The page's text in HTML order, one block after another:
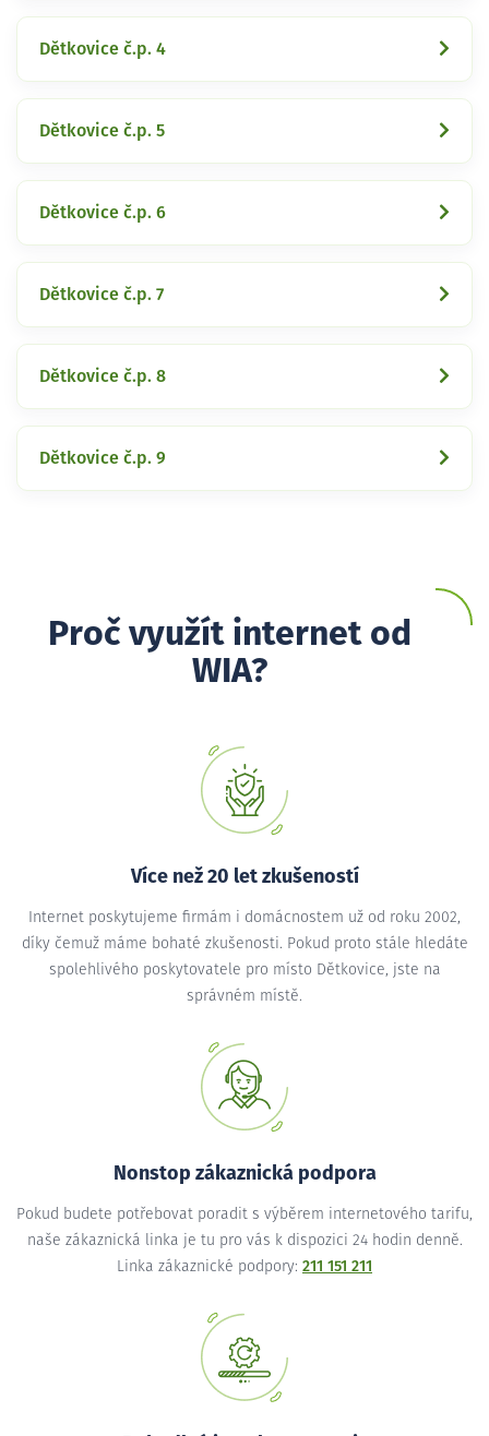
Dětkovice č.p. 4
Dětkovice č.p. 5
Dětkovice č.p. 6
Dětkovice č.p. 7
Dětkovice č.p. 8
Dětkovice č.p. 9
Proč využít internet od
WIA?
Více než 20 let zkušeností
Internet poskytujeme firmám i domácnostem už od roku 2002,
díky čemuž máme bohaté zkušenosti. Pokud proto stále hledáte
spolehlivého poskytovatele pro místo Dětkovice, jste na
správném místě.
Nonstop zákaznická podpora
Pokud budete potřebovat poradit s výběrem internetového tarifu,
naše zákaznická linka je tu pro vás k dispozici 24 hodin denně.
Linka zákaznické podpory: 211 151 211